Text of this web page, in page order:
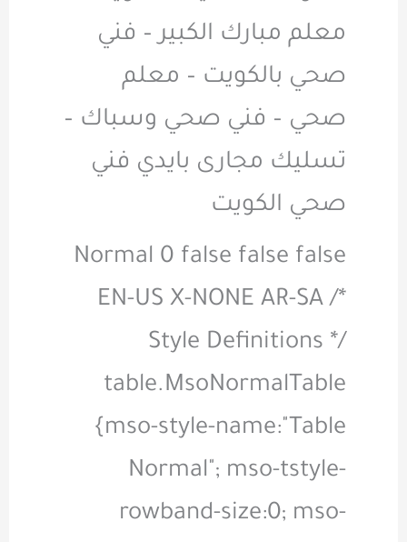
معلم مبارك الكبير – فني
صحي بالكويت – معلم
صحي – فني صحي وسباك –
تسليك مجارى بايدي فني
صحي الكويت
Normal 0 false false false
EN-US X-NONE AR-SA/*
Style Definitions */
table.MsoNormalTable
{mso-style-name:"Table
Normal"; mso-tstyle-
rowband-size:0; mso-